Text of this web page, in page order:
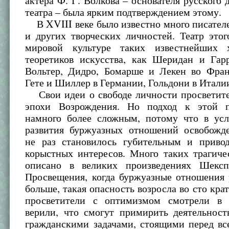
театра – была ярким подтверждением этому.
В XVIII веке было известно много
и других творческих личностей. Театр
мировой культуре таких известнейших
теоретиков искусства, как Шеридан и
Вольтер, Дидро, Бомарше и Лекен во
Гете и Шиллер в Германии, Гольдони в
Свои идеи о свободе личности
эпохи Возрождения. Но подход к этой
намного более сложным, потому что в
развития буржуазных отношений
не раз становилось губительным и
корыстных интересов. Много таких
описано в великих произведениях
Просвещения, когда буржуазные отношения
больше, такая опасность возросла во сто
просветители с оптимизмом смотрели
верили, что смогут примирить
гражданскими задачами, стоящими перед